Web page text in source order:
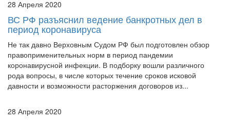
период коронавируса
Не так давно Верховным Судом РФ был подготовлен обзор
правоприменительных норм в период пандемии
коронавирусной инфекции. В подборку вошли различного
рода вопросы, в числе которых течение сроков исковой
давности и возможности расторжения договоров из...
28 Апреля 2020
невиновности и собачий лай